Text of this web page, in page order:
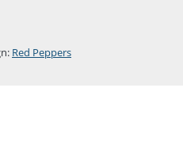
Red Peppers